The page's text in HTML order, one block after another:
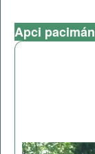
Apci